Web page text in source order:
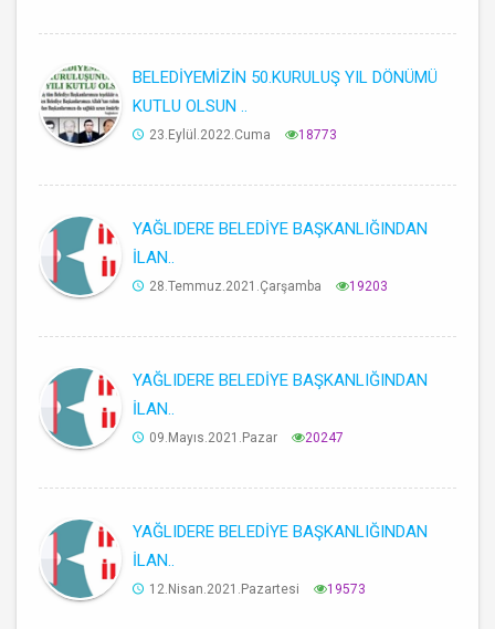
BELEDİYEMİZİN 50.KURULUŞ YIL DÖNÜMÜ
KUTLU OLSUN ..
23.Eylül.2022.Cuma 18773
YAĞLIDERE BELEDİYE BAŞKANLIĞINDAN
İLAN..
28.Temmuz.2021.Çarşamba 19203
YAĞLIDERE BELEDİYE BAŞKANLIĞINDAN
İLAN..
09.Mayıs.2021.Pazar 20247
YAĞLIDERE BELEDİYE BAŞKANLIĞINDAN
İLAN..
12.Nisan.2021.Pazartesi 19573